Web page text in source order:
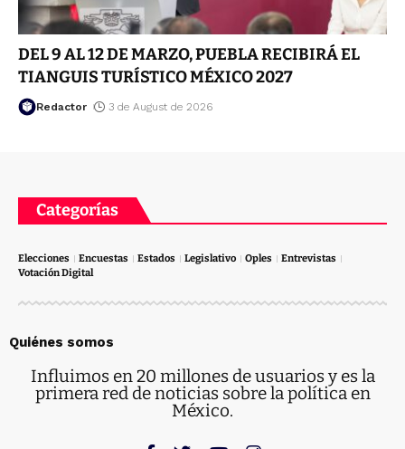
DEL 9 AL 12 DE MARZO, PUEBLA RECIBIRÁ EL
TIANGUIS TURÍSTICO MÉXICO 2027
Redactor 3 de August de 2026
Categorías
Elecciones Encuestas Estados Legislativo Oples
Entrevistas
Votación Digital
Quiénes somos
Influimos en 20 millones de usuarios y es la
primera red de noticias sobre la política en
México.